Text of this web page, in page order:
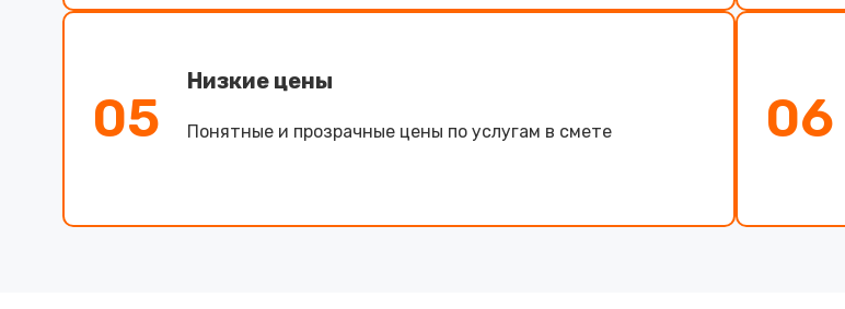
05
Низкие цены
Понятные и прозрачные цены по услугам в смете 06